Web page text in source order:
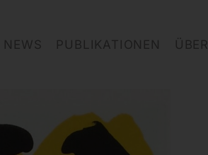
NEWS PUBLIKATIONEN